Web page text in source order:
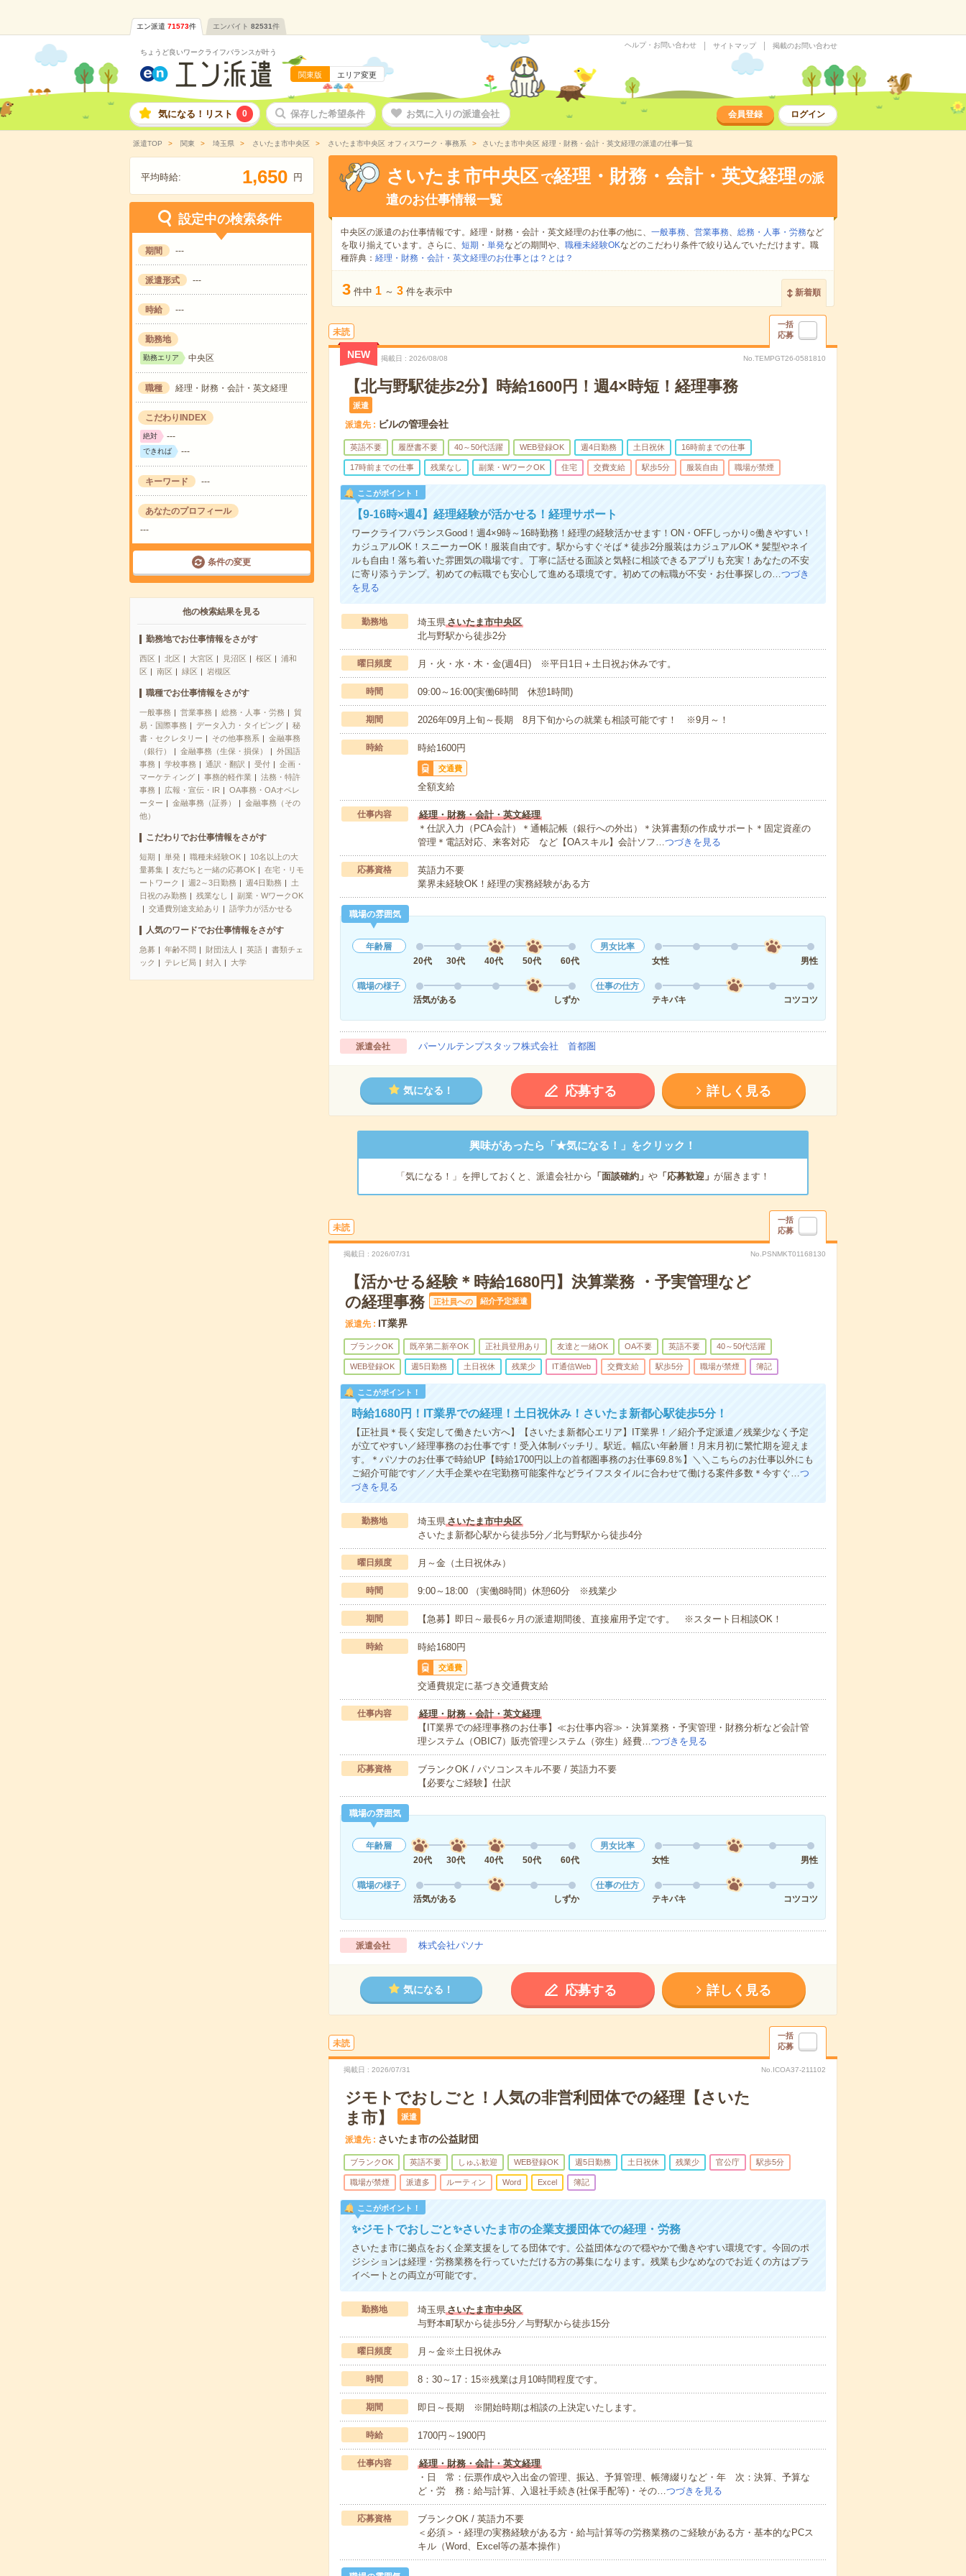
エン派遣 71573件 エンバイト 82531件
ちょうど良いワークライフバランスが叶う
関東版 エリア変更
ヘルプ・お問い合わせ サイトマップ 掲載のお問い合わせ
気になる！リスト 0 保存した希望条件 お気に入りの派遣会社 会員登録 ログイン
派遣TOP 関東 埼玉県 さいたま市中央区 さいたま市中央区 オフィスワーク・事務系 さいたま市中央区 経理・財務・会計・英文経理の派遣の仕事一覧
平均時給: 1,650 円
設定中の検索条件
期間 ---
派遣形式 ---
時給 ---
勤務地
勤務エリア 中央区
職種 経理・財務・会計・英文経理
こだわりINDEX
絶対 ---
できれば ---
キーワード ---
あなたのプロフィール
---
条件の変更
他の検索結果を見る
勤務地でお仕事情報をさがす
西区 北区 大宮区 見沼区 桜区
浦和
区
南区 緑区 岩槻区
職種でお仕事情報をさがす
一般事務 営業事務 総務・人事・労務
貿
易・国際事務
データ入力・タイピング
秘
書・セクレタリー
その他事務系
金融事務
（銀行）
金融事務（生保・損保）
外国語
事務
学校事務 通訳・翻訳 受付
企画・
マーケティング
事務的軽作業
法務・特許
事務
広報・宣伝・IR
OA事務・OAオペレ
ーター
金融事務（証券）
金融事務（その
他）
こだわりでお仕事情報をさがす
短期 単発 職種未経験OK
10名以上の大
量募集
友だちと一緒の応募OK
在宅・リモ
ートワーク
週2～3日勤務 週4日勤務
土
日祝のみ勤務
残業なし
副業・WワークOK
交通費別途支給あり
語学力が活かせる
人気のワードでお仕事情報をさがす
急募 年齢不問 財団法人 英語
書類チェ
ック
テレビ局 封入 大学
さいたま市中央区 で経理・財務・会計・英文経理 の派
遣のお仕事情報一覧
中央区の派遣のお仕事情報です。経理・財務・会計・英文経理のお仕事の他に、 一般事務、 営業事務、 総務・人事・労務など
を取り揃えています。さらに、 短期 ・ 単発などの期間や、 職種未経験OKなどのこだわり条件で絞り込んでいただけます。職
種辞典： 経理・財務・会計・英文経理のお仕事とは？とは？
3 件中 1 ～ 3 件を表示中 新着順
未読
一括
応募
NEW 掲載日 2026/08/08 No.TEMPGT26-0581810
【北与野駅徒歩2分】時給1600円！週4×時短！経理事務
派遣
派遣先 ビルの管理会社
英語不要 履歴書不要 40～50代活躍 WEB登録OK 週4日勤務 土日祝休 16時前までの仕事
17時前までの仕事 残業なし 副業・WワークOK 住宅 交費支給 駅歩5分 服装自由 職場が禁煙
ここがポイント！
【9-16時×週4】経理経験が活かせる！経理サポート
ワークライフバランスGood！週4×9時～16時勤務！経理の経験活かせます！ON・OFFしっかり○働きやすい！
カジュアルOK！スニーカーOK！服装自由です。駅からすぐそば＊徒歩2分服装はカジュアルOK＊髪型やネイ
ルも自由！落ち着いた雰囲気の職場です。丁寧に話せる面談と気軽に相談できるアプリも充実！あなたの不安
に寄り添うテンプ。初めての転職でも安心して進める環境です。初めての転職が不安・お仕事探しの…つづき
を見る
勤務地 埼玉県さいたま市中央区
北与野駅から徒歩2分
曜日頻度 月・火・水・木・金(週4日) ※平日1日＋土日祝お休みです。
時間 09:00～16:00(実働6時間 休憩1時間)
期間 2026年09月上旬～長期 8月下旬からの就業も相談可能です！ ※9月～！
時給 時給1600円
交通費
全額支給
仕事内容
経理・財務・会計・英文経理
＊仕訳入力（PCA会計）＊通帳記帳（銀行への外出）＊決算書類の作成サポート＊固定資産の
管理＊電話対応、来客対応 など【OAスキル】会計ソフ…つづきを見る
応募資格
英語力不要
業界未経験OK！経理の実務経験がある方
職場の雰囲気
年齢層
20代
30代 40代 50代 60代
男女比率
女性
男性
職場の様子
活気がある
しずか
仕事の仕方
テキパキ
コツコツ
派遣会社 パーソルテンプスタッフ株式会社 首都圏
気になる！ 応募する 詳しく見る
興味があったら「★気になる！」をクリック！
「気になる！」を押しておくと、派遣会社から 「面談確約」 や「応募歓迎」 が届きます！
未読
一括
応募
掲載日 2026/07/31 No.PSNMKT01168130
【活かせる経験＊時給1680円】決算業務 ・予実管理など
の経理事務
正社員への 紹介予定派遣
派遣先 IT業界
ブランクOK 既卒第二新卒OK 正社員登用あり 友達と一緒OK OA不要 英語不要 40～50代活躍
WEB登録OK 週5日勤務 土日祝休 残業少 IT通信Web 交費支給 駅歩5分 職場が禁煙 簿記
ここがポイント！
時給1680円！IT業界での経理！土日祝休み！さいたま新都心駅徒歩5分！
【正社員＊長く安定して働きたい方へ】【さいたま新都心エリア】IT業界！／紹介予定派遣／残業少なく予定
が立てやすい／経理事務のお仕事です！受入体制バッチリ。駅近。幅広い年齢層！月末月初に繁忙期を迎えま
す。＊パソナのお仕事で時給UP【時給1700円以上の首都圏事務のお仕事69.8％】＼＼こちらのお仕事以外にも
ご紹介可能です／／大手企業や在宅勤務可能案件などライフスタイルに合わせて働ける案件多数＊今すぐ…つ
づきを見る
勤務地 埼玉県さいたま市中央区
さいたま新都心駅から徒歩5分／北与野駅から徒歩4分
曜日頻度 月～金（土日祝休み）
時間 9:00～18:00 （実働8時間）休憩60分 ※残業少
期間 【急募】即日～最長6ヶ月の派遣期間後、直接雇用予定です。 ※スタート日相談OK！
時給 時給1680円
交通費
交通費規定に基づき交通費支給
仕事内容
経理・財務・会計・英文経理
【IT業界での経理事務のお仕事】≪お仕事内容≫・決算業務・予実管理・財務分析など会計管
理システム（OBIC7）販売管理システム（弥生）経費…つづきを見る
応募資格
ブランクOK / パソコンスキル不要 / 英語力不要
【必要なご経験】仕訳
職場の雰囲気
年齢層
20代
30代 40代 50代 60代
男女比率
女性
男性
職場の様子
活気がある
しずか
仕事の仕方
テキパキ
コツコツ
派遣会社 株式会社パソナ
気になる！ 応募する 詳しく見る
未読
一括
応募
掲載日 2026/07/31 No.ICOA37-211102
ジモトでおしごと！人気の非営利団体での経理【さいた
ま市】
派遣
派遣先 さいたま市の公益財団
ブランクOK 英語不要 しゅふ歓迎 WEB登録OK 週5日勤務 土日祝休 残業少 官公庁 駅歩5分
職場が禁煙 派遣多 ルーティン Word Excel 簿記
ここがポイント！
✨ジモトでおしごと✨さいたま市の企業支援団体での経理・労務
さいたま市に拠点をおく企業支援をしてる団体です。公益団体なので穏やかで働きやすい環境です。今回のポ
ジシションは経理・労務業務を行っていただける方の募集になります。残業も少なめなのでお近くの方はプラ
イベートとの両立が可能です。
勤務地 埼玉県さいたま市中央区
与野本町駅から徒歩5分／与野駅から徒歩15分
曜日頻度 月～金※土日祝休み
時間 8：30～17：15※残業は月10時間程度です。
期間 即日～長期 ※開始時期は相談の上決定いたします。
時給 1700円～1900円
仕事内容
経理・財務・会計・英文経理
・日 常：伝票作成や入出金の管理、振込、予算管理、帳簿綴りなど・年 次：決算、予算な
ど・労 務：給与計算、入退社手続き(社保手配等)・その…つづきを見る
応募資格
ブランクOK / 英語力不要
＜必須＞・経理の実務経験がある方・給与計算等の労務業務のご経験がある方・基本的なPCス
キル（Word、Excel等の基本操作）